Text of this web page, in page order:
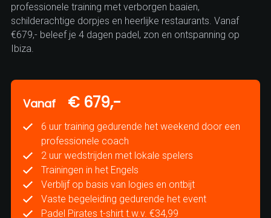
professionele training met verborgen baaien,
schilderachtige dorpjes en heerlijke restaurants. Vanaf
€679,- beleef je 4 dagen padel, zon en ontspanning op
Ibiza.
Vanaf € 679,-
6 uur training gedurende het weekend door een
professionele coach
2 uur wedstrijden met lokale spelers
Trainingen in het Engels
Verblijf op basis van logies en ontbijt
Vaste begeleiding gedurende het event
Padel Pirates t-shirt t.w.v. €34,99